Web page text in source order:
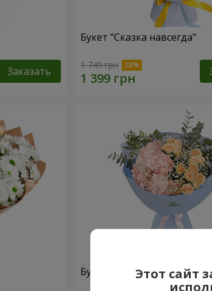
Заказать
Букет "Сказка навсегда"
1 749 грн
Букет "Мир начинается с
Этот сайт